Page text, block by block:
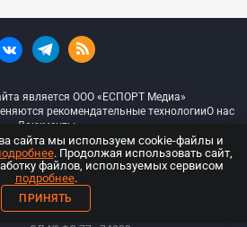
является ООО «ЕСПОРТ Медиа»
рекомендательные технологииО нас
Документы
— Все права защищены
18+
о регистрации средств массовой
сайта мы используем cookie-файлы и
. Продолжая использовать сайт,
файлов, используемых сервисом
подробнее.
ПРИНЯТЬ